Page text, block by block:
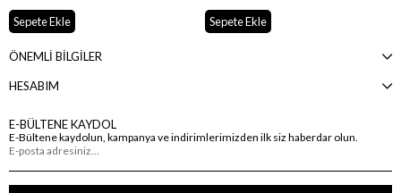
Sepete Ekle Sepete Ekle
ÖNEMLİ BİLGİLER
HESABIM
E-BÜLTENE KAYDOL
E-Bültene kaydolun, kampanya ve indirimlerimizden ilk siz haberdar olun.